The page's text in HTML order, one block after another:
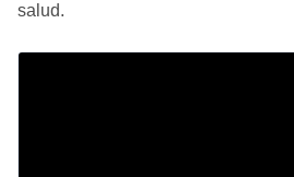
salud.